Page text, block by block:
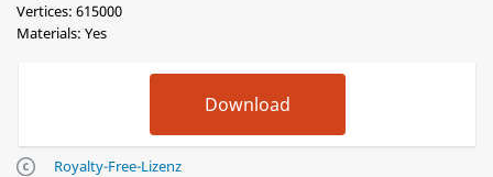
Vertices: 615000
Materials: Yes
Royalty-Free-Lizenz